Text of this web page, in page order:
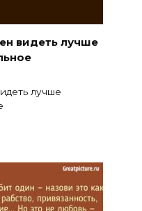
видеть лучше
лучше